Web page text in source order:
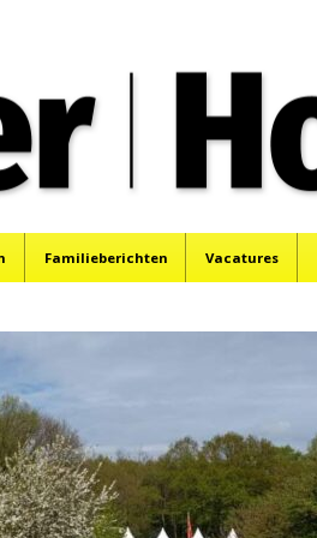
Familieberichten Vacatures